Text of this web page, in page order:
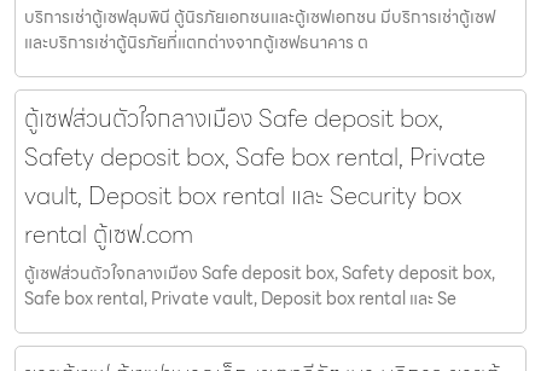
บริการเช่าตู้เซฟลุมพินี ตู้นิรภัยเอกชนและตู้เซฟเอกชน มีบริการเช่าตู้เซฟ
และบริการเช่าตู้นิรภัยที่แตกต่างจากตู้เซฟธนาคาร ต
ตู้เซฟส่วนตัวใจกลางเมือง Safe deposit box,
Safety deposit box, Safe box rental, Private
vault, Deposit box rental และ Security box
rental ตู้เซฟ.com
ตู้เซฟส่วนตัวใจกลางเมือง Safe deposit box, Safety deposit box,
Safe box rental, Private vault, Deposit box rental และ Se